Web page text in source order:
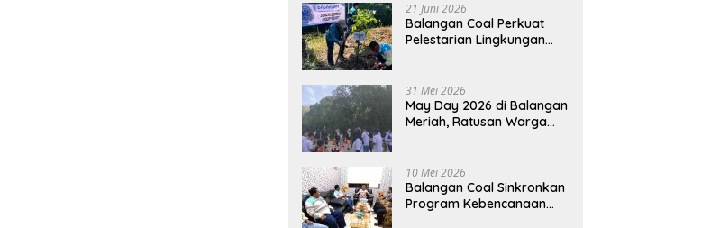
21 Juni 2026
Balangan Coal Perkuat
Pelestarian Lingkungan
31 Mei 2026
May Day 2026 di Balangan
Meriah, Ratusan Warga
10 Mei 2026
Balangan Coal Sinkronkan
Program Kebencanaan